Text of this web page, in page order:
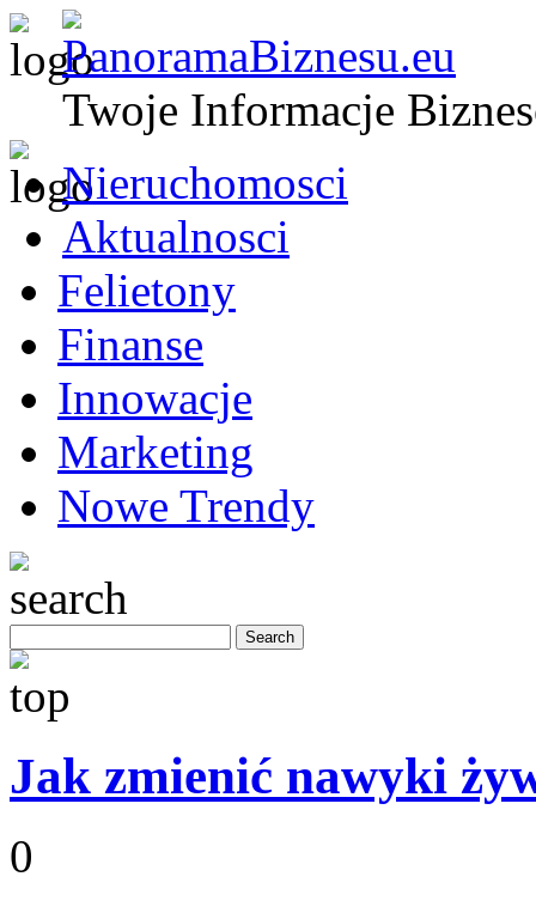
Twoje Informacje
Nieruchomosci
Aktualnosci
Felietony
Finanse
Innowacje
Marketing
Nowe Trendy
Jak zmienić nawyki
0